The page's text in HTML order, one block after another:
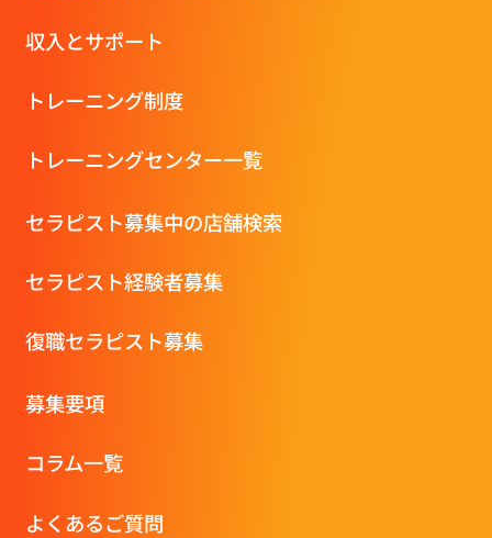
収⼊とサポート
トレーニング制度
トレーニングセンター一覧
セラピスト募集中の店舗検索
セラピスト経験者募集
復職セラピスト募集
募集要項
コラム一覧
よくあるご質問